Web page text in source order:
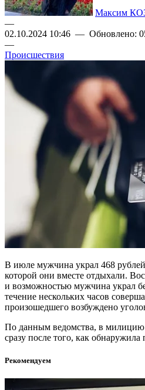
Максим
—
02.10.2024 10:46 — Обновлено:
—
Происшествия
В июле мужчина украл 468
которой они вместе отдыхали.
и возможностью мужчина украл
течение нескольких часов
произошедшего возбуждено
По данным ведомства, в милицию
сразу после того, как
Рекомендуем